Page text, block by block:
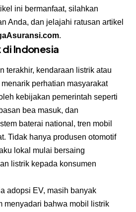
ini bermanfaat, silahkan
Anda, dan jelajahi ratusan artikel
.
di Indonesia
terakhir, kendaraan listrik atau
perhatian masyarakat
kebijakan pemerintah seperti
bea masuk, dan
baterai national, tren mobil
Tidak hanya produsen otomotif
lokal mulai bersaing
listrik kepada konsumen
adopsi EV, masih banyak
menyadari bahwa mobil listrik